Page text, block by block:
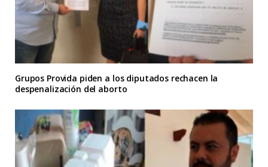
Grupos Provida piden a los diputados rechacen la
despenalización del aborto